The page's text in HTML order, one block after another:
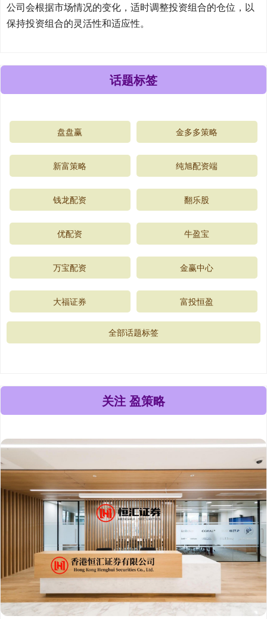
公司会根据市场情况的变化，适时调整投资组合的仓位，以
保持投资组合的灵活性和适应性。
话题标签
盘盘赢 金多多策略
新富策略 纯旭配资端
钱龙配资 翻乐股
优配资 牛盈宝
万宝配资 金赢中心
大福证券 富投恒盈
全部话题标签
关注 盈策略